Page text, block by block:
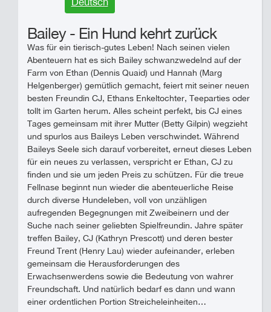
Bailey - Ein Hund kehrt zurück
Was für ein tierisch-gutes Leben! Nach seinen vielen
Abenteuern hat es sich Bailey schwanzwedelnd auf der
Farm von Ethan (Dennis Quaid) und Hannah (Marg
Helgenberger) gemütlich gemacht, feiert mit seiner neuen
besten Freundin CJ, Ethans Enkeltochter, Teeparties oder
tollt im Garten herum. Alles scheint perfekt, bis CJ eines
Tages gemeinsam mit ihrer Mutter (Betty Gilpin) wegzieht
und spurlos aus Baileys Leben verschwindet. Während
Baileys Seele sich darauf vorbereitet, erneut dieses Leben
für ein neues zu verlassen, verspricht er Ethan, CJ zu
finden und sie um jeden Preis zu schützen. Für die treue
Fellnase beginnt nun wieder die abenteuerliche Reise
durch diverse Hundeleben, voll von unzähligen
aufregenden Begegnungen mit Zweibeinern und der
Suche nach seiner geliebten Spielfreundin. Jahre später
treffen Bailey, CJ (Kathryn Prescott) und deren bester
Freund Trent (Henry Lau) wieder aufeinander, erleben
gemeinsam die Herausforderungen des
Erwachsenwerdens sowie die Bedeutung von wahrer
Freundschaft. Und natürlich bedarf es dann und wann
einer ordentlichen Portion Streicheleinheiten…